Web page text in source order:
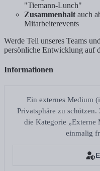
"Tiemann-Lunch"
Zusammenhalt auch
Mitarbeiterevents
Werde Teil unseres Teams
persönliche Entwicklung auf
Informationen
Ein externes Medium
Privatsphäre zu
die Kategorie „Externe
einmalig